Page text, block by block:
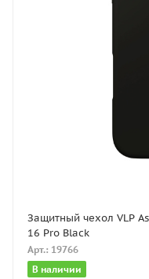
Защитный чехол VLP
16 Pro Black
Арт.: 19766
В наличии